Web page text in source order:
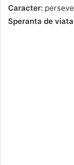
Caracter:
Speranta de